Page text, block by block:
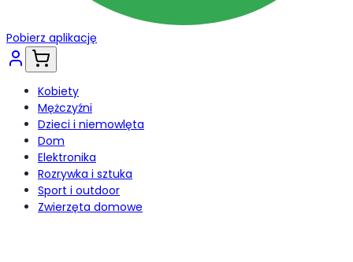
Pobierz aplikację
Kobiety
Mężczyźni
Dzieci i niemowlęta
Dom
Elektronika
Rozrywka i sztuka
Sport i outdoor
Zwierzęta domowe